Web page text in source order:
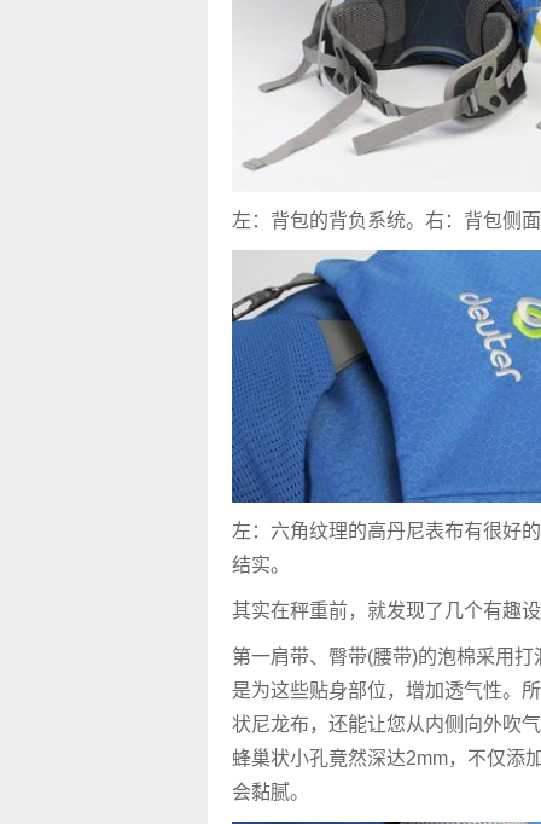
左：背包的背负系统。右：背包侧
左：六角纹理的高丹尼表布有很好
结实。
其实在秤重前，就发现了几个有趣
第一肩带、臀带(腰带)的泡棉采用
是为这些贴身部位，增加透气性。
状尼龙布，还能让您从内侧向外吹
蜂巢状小孔竟然深达2mm，不仅添
会黏腻。